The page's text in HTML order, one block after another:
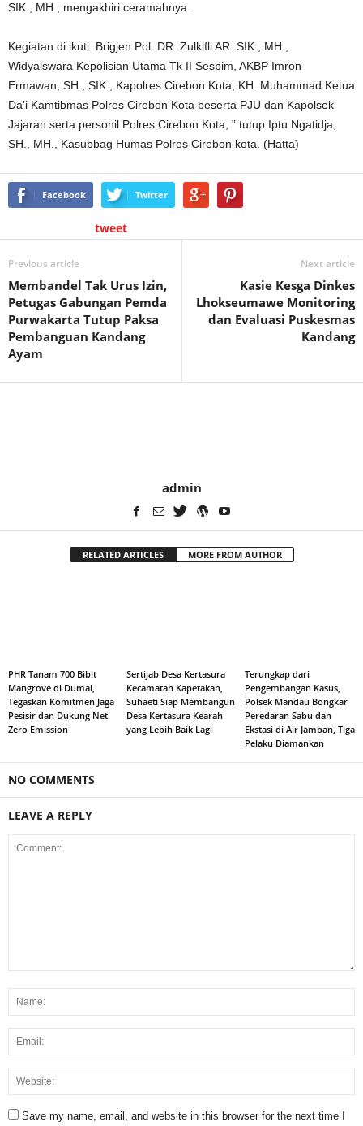
SIK., MH., mengakhiri ceramahnya.
Kegiatan di ikuti Brigjen Pol. DR. Zulkifli AR. SIK., MH.,
Widyaiswara Kepolisian Utama Tk II Sespim, AKBP Imron
Ermawan, SH., SIK., Kapolres Cirebon Kota, KH. Muhammad Ketua
Da’i Kamtibmas Polres Cirebon Kota beserta PJU dan Kapolsek
Jajaran serta personil Polres Cirebon Kota, ” tutup Iptu Ngatidja,
SH., MH., Kasubbag Humas Polres Cirebon kota. (Hatta)
Facebook Twitter
tweet
Previous article
Membandel Tak Urus Izin,
Petugas Gabungan Pemda
Purwakarta Tutup Paksa
Pembanguan Kandang
Ayam
Next article
Kasie Kesga Dinkes
Lhokseumawe Monitoring
dan Evaluasi Puskesmas
Kandang
admin
RELATED ARTICLES MORE FROM AUTHOR
PHR Tanam 700 Bibit
Mangrove di Dumai,
Tegaskan Komitmen Jaga
Pesisir dan Dukung Net
Zero Emission
Sertijab Desa Kertasura
Kecamatan Kapetakan,
Suhaeti Siap Membangun
Desa Kertasura Kearah
yang Lebih Baik Lagi
Terungkap dari
Pengembangan Kasus,
Polsek Mandau Bongkar
Peredaran Sabu dan
Ekstasi di Air Jamban, Tiga
Pelaku Diamankan
NO COMMENTS
LEAVE A REPLY
Save my name, email, and website in this browser for the next time I